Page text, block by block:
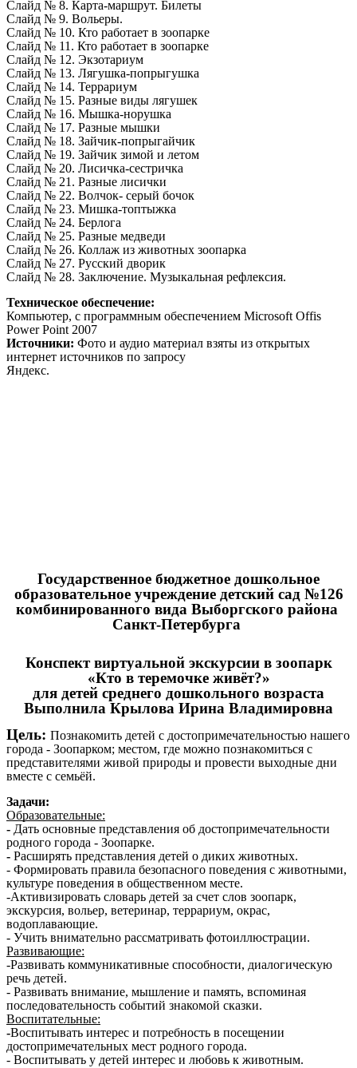
Слайд № 8. Карта-маршрут. Билеты
Слайд № 9. Вольеры.
Слайд № 10. Кто работает в зоопарке
Слайд № 11. Кто работает в зоопарке
Слайд № 12. Экзотариум
Слайд № 13. Лягушка-попрыгушка
Слайд № 14. Террариум
Слайд № 15. Разные виды лягушек
Слайд № 16. Мышка-норушка
Слайд № 17. Разные мышки
Слайд № 18. Зайчик-попрыгайчик
Слайд № 19. Зайчик зимой и летом
Слайд № 20. Лисичка-сестричка
Слайд № 21. Разные лисички
Слайд № 22. Волчок- серый бочок
Слайд № 23. Мишка-топтыжка
Слайд № 24. Берлога
Слайд № 25. Разные медведи
Слайд № 26. Коллаж из животных зоопарка
Слайд № 27. Русский дворик
Слайд № 28. Заключение. Музыкальная рефлексия.
Техническое обеспечение:
Компьютер, с программным обеспечением Microsoft Offis
Power Point 2007
Источники: Фото и аудио материал взяты из открытых
интернет источников по запросу
Яндекс.
Государственное бюджетное дошкольное
образовательное учреждение детский сад №126
комбинированного вида Выборгского района
Санкт-Петербурга
Конспект виртуальной экскурсии в зоопарк
«Кто в теремочке живёт?»
для детей среднего дошкольного возраста
Выполнила Крылова Ирина Владимировна
Цель: Познакомить детей с достопримечательностью нашего
города - Зоопарком; местом, где можно познакомиться с
представителями живой природы и провести выходные дни
вместе с семьёй.
Задачи:
Образовательные:
- Дать основные представления об достопримечательности
родного города - Зоопарке.
- Расширять представления детей о диких животных.
- Формировать правила безопасного поведения с животными,
культуре поведения в общественном месте.
-Активизировать словарь детей за счет слов зоопарк,
экскурсия, вольер, ветеринар, террариум, окрас,
водоплавающие.
- Учить внимательно рассматривать фотоиллюстрации.
Развивающие:
-Развивать коммуникативные способности, диалогическую
речь детей.
- Развивать внимание, мышление и память, вспоминая
последовательность событий знакомой сказки.
Воспитательные:
-Воспитывать интерес и потребность в посещении
достопримечательных мест родного города.
- Воспитывать у детей интерес и любовь к животным.